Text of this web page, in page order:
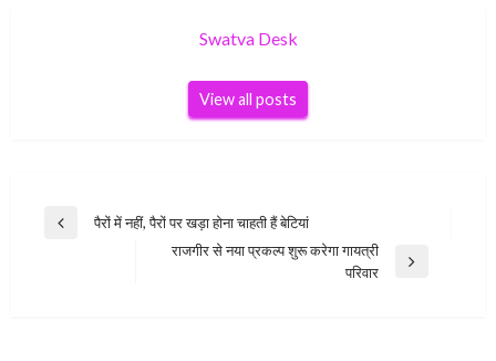
Swatva Desk
View all posts
Post
Previous
पैरों में नहीं, पैरों पर खड़ा होना चाहती हैं बेटियां
राजगीर से नया प्रकल्प शुरू करेगा गायत्री
परिवार